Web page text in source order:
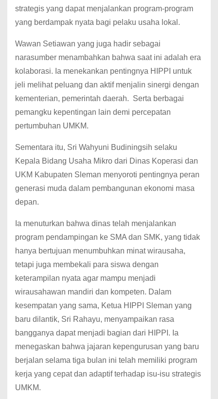
strategis yang dapat menjalankan program-program
yang berdampak nyata bagi pelaku usaha lokal.
Wawan Setiawan yang juga hadir sebagai
narasumber menambahkan bahwa saat ini adalah era
kolaborasi. Ia menekankan pentingnya HIPPI untuk
jeli melihat peluang dan aktif menjalin sinergi dengan
kementerian, pemerintah daerah. Serta berbagai
pemangku kepentingan lain demi percepatan
pertumbuhan UMKM.
Sementara itu, Sri Wahyuni Budiningsih selaku
Kepala Bidang Usaha Mikro dari Dinas Koperasi dan
UKM Kabupaten Sleman menyoroti pentingnya peran
generasi muda dalam pembangunan ekonomi masa
depan.
Ia menuturkan bahwa dinas telah menjalankan
program pendampingan ke SMA dan SMK, yang tidak
hanya bertujuan menumbuhkan minat wirausaha,
tetapi juga membekali para siswa dengan
keterampilan nyata agar mampu menjadi
wirausahawan mandiri dan kompeten. Dalam
kesempatan yang sama, Ketua HIPPI Sleman yang
baru dilantik, Sri Rahayu, menyampaikan rasa
bangganya dapat menjadi bagian dari HIPPI. Ia
menegaskan bahwa jajaran kepengurusan yang baru
berjalan selama tiga bulan ini telah memiliki program
kerja yang cepat dan adaptif terhadap isu-isu strategis
UMKM.